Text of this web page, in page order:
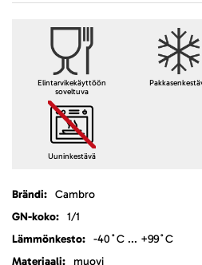
Elintarvikekäyttöön
soveltuva
Uuninkestävä
LisätietojaCambro
1/1
-40˚C ... +99˚C
muovi